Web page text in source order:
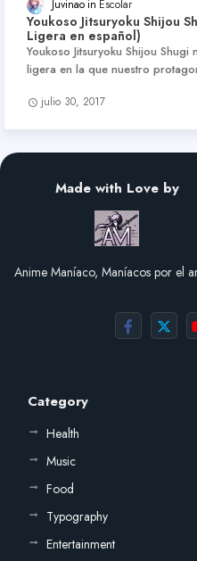
Juvinao Escolar
Youkoso Jitsuryoku Shijou
Ligera en español)
Youkoso Jitsuryoku Shijou Shugi
ligera en la que nuestro
julio 30, 2017
Made with Love by
Anime Maníaco, Maníacos por el
Category
Health
Music
Food
Typography
Entertainment